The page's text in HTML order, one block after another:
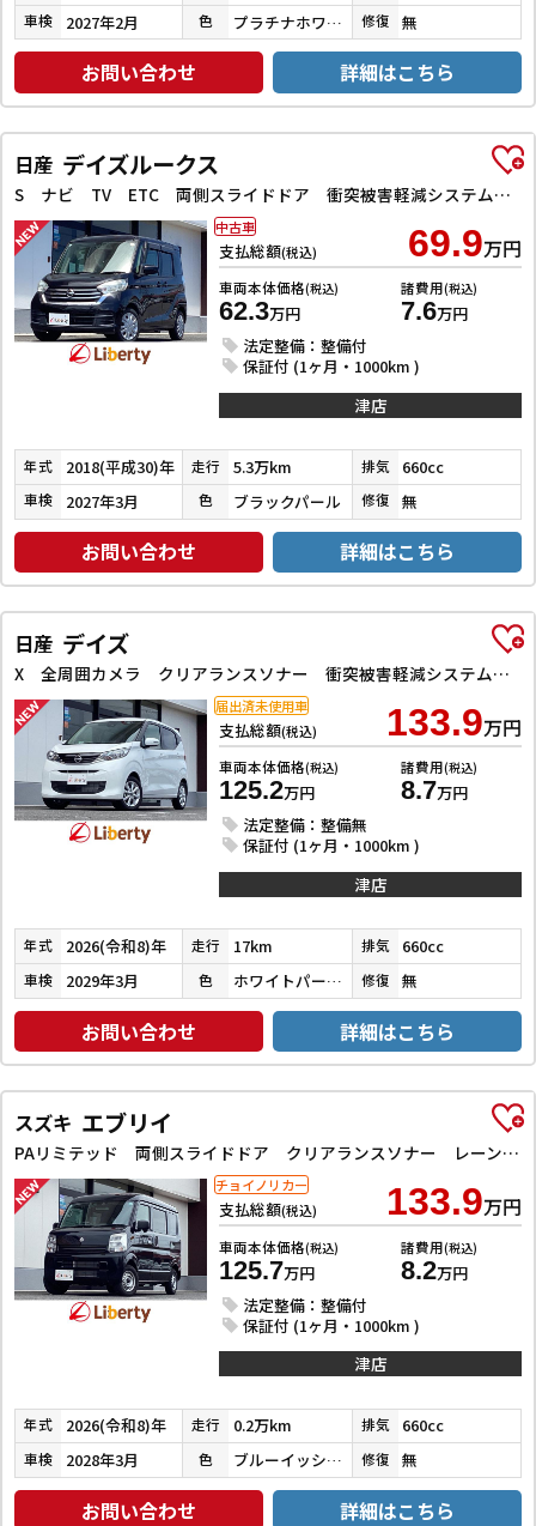
車検 2027年2月 色 プラチナホワイトパール 修復 無
お問い合わせ 詳細はこちら
日産 デイズルークス
S ナビ TV ETC 両側スライドドア 衝突被害軽減システム キーレスエントリー アイドリングストップ 電動格納ミラー CVT ESC CD USB ミュージックプレイヤー接続可
支払総額(税込) 69.9万円
車両本体価格(税込)
62.3万円
諸費用(税込)
7.6万円
法定整備：整備付
保証付 (1ヶ月・1000km )
中古車
津店
年式 2018(平成30)年 走行 5.3万km 排気 660cc
車検 2027年3月 色 ブラックパール 修復 無
お問い合わせ 詳細はこちら
日産 デイズ
X 全周囲カメラ クリアランスソナー 衝突被害軽減システム オートライト スマートキー アイドリングストップ 電動格納ミラー ベンチシート CVT 盗難防止システム ABS ESC CD アルミホイール
支払総額(税込) 133.9万円
車両本体価格(税込)
125.2万円
諸費用(税込)
8.7万円
法定整備：整備無
保証付 (1ヶ月・1000km )
届出済未使用車
津店
年式 2026(令和8)年 走行 17km 排気 660cc
車検 2029年3月 色 ホワイトパール３コートパール 修復 無
お問い合わせ 詳細はこちら
スズキ エブリイ
PAリミテッド 両側スライドドア クリアランスソナー レーンアシスト 衝突被害軽減システム オートライト キーレスエントリー アイドリングストップ CVT ESC エアコン パワーステアリング パワーウィンドウ
支払総額(税込) 133.9万円
車両本体価格(税込)
125.7万円
諸費用(税込)
8.2万円
法定整備：整備付
保証付 (1ヶ月・1000km )
チョイノリカー
津店
年式 2026(令和8)年 走行 0.2万km 排気 660cc
車検 2028年3月 色 ブルーイッシュブラックパール３ 修復 無
お問い合わせ 詳細はこちら